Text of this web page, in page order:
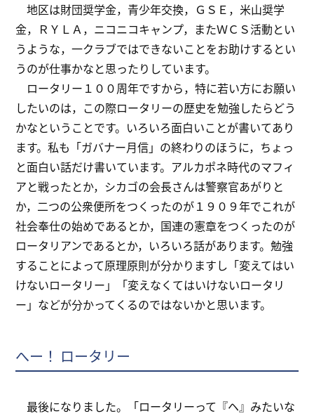
地区は財団奨学金，青少年交換，ＧＳＥ，米山奨学
金，ＲＹＬＡ，ニコニコキャンプ，またＷＣＳ活動とい
うような，一クラブではできないことをお助けするとい
うのが仕事かなと思ったりしています。
ロータリー１００周年ですから，特に若い方にお願い
したいのは，この際ロータリーの歴史を勉強したらどう
かなということです。いろいろ面白いことが書いてあり
ます。私も「ガバナー月信」の終わりのほうに，ちょっ
と面白い話だけ書いています。アルカポネ時代のマフィ
アと戦ったとか，シカゴの会長さんは警察官あがりと
か，二つの公衆便所をつくったのが１９０９年でこれが
社会奉仕の始めであるとか，国連の憲章をつくったのが
ロータリアンであるとか，いろいろ話があります。勉強
することによって原理原則が分かりますし「変えてはい
けないロータリー」「変えなくてはいけないロータリ
ー」などが分かってくるのではないかと思います。
へー！ ロータリー
最後になりました。「ロータリーって『ヘ』みたいな